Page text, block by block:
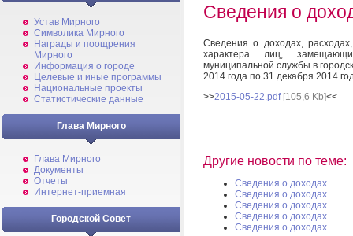
Устав Мирного
Символика Мирного
Награды и поощрения
Мирного
Информация о городе
Целевые и иные программы
Национальные проекты
Статистические данные
Глава Мирного
Глава Мирного
Документы
Отчеты
Интернет-приемная
Городской Совет
Сведения о
Сведения о доходах,
характера лиц,
муниципальной службы в
2014 года по 31 декабря 2014
>>2015-05-22.pdf[105,6 Kb]<<
Другие новости по теме:
Сведения о доходах
Сведения о доходах
Сведения о доходах
Сведения о доходах
Сведения о доходах